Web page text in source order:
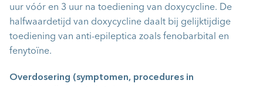
uur vóór en 3 uur na toediening van doxycycline. De
halfwaardetijd van doxycycline daalt bij gelijktijdige
toediening van anti-epileptica zoals fenobarbital en
fenytoïne.
Overdosering (symptomen, procedures in